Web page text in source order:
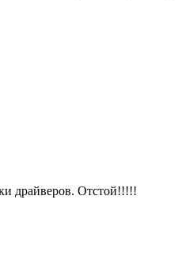
драйверов. Отстой!!!!!